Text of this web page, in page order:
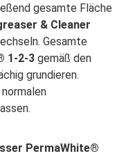
gesamte Fläche
& Cleaner
Gesamte
1-2-3 gemäß den
grundieren.
PermaWhite®